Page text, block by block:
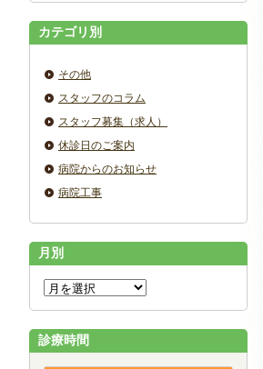
カテゴリ別
その他
スタッフのコラム
スタッフ募集（求人）
休診日のご案内
病院からのお知らせ
病院工事
月別
診療時間